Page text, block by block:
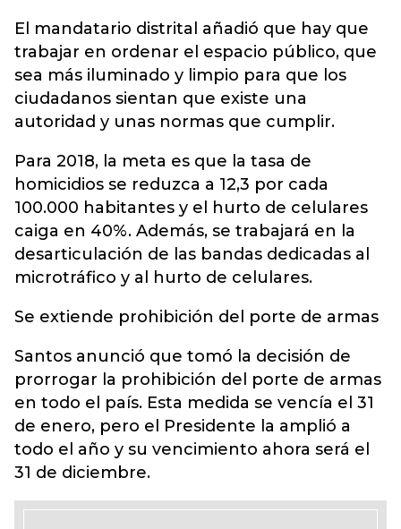
El mandatario distrital añadió que hay que
trabajar en ordenar el espacio público, que
sea más iluminado y limpio para que los
ciudadanos sientan que existe una
autoridad y unas normas que cumplir.
Para 2018, la meta es que la tasa de
homicidios se reduzca a 12,3 por cada
100.000 habitantes y el hurto de celulares
caiga en 40%. Además, se trabajará en la
desarticulación de las bandas dedicadas al
microtráfico y al hurto de celulares.
Se extiende prohibición del porte de armas
Santos anunció que tomó la decisión de
prorrogar la prohibición del porte de armas
en todo el país. Esta medida se vencía el 31
de enero, pero el Presidente la amplió a
todo el año y su vencimiento ahora será el
31 de diciembre.